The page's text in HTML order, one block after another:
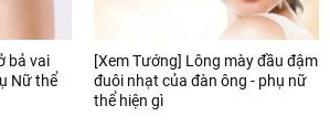
bả vai
Nữ thể
[Xem Tướng] Lông mày đầu đậm
đuôi nhạt của đàn ông - phụ nữ
thể hiện gì